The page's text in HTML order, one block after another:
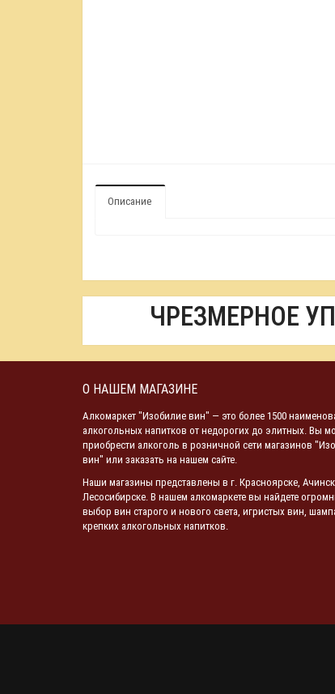
Описание
ЧРЕЗМЕРНОЕ
О НАШЕМ МАГАЗИНЕ
Алкомаркет "Изобилие вин" — это более 1500
алкогольных напитков от недорогих до элитных. Вы
приобрести алкоголь в розничной сети магазинов
вин" или заказать на нашем сайте.
Наши магазины представлены в г. Красноярске,
Лесосибирске. В нашем алкомаркете вы найдете
выбор вин старого и нового света, игристых вин,
крепких алкогольных напитков.